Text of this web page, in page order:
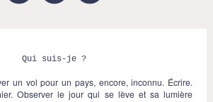
Qui suis-je ?
un vol pour un pays, encore, inconnu. Écrire.
Observer le jour qui se lève et sa lumière